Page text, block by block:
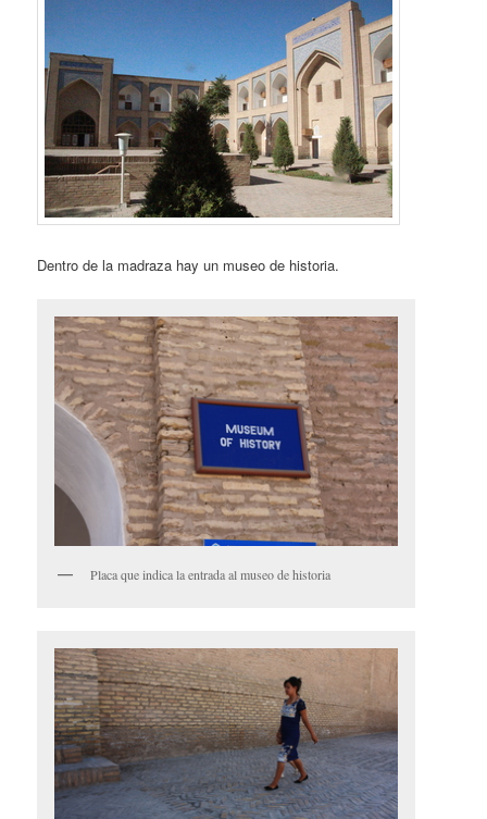
Dentro de la madraza hay un museo de historia.
Placa que indica la entrada al museo de historia